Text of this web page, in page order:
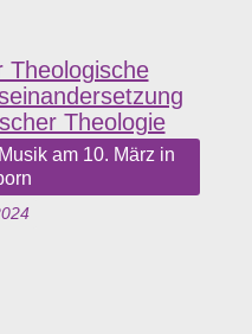
Theologische
Theologie
am 10. März in